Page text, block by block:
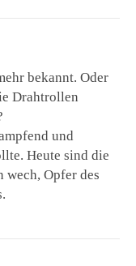
bekannt. Oder
Drahtrollen
und
Heute sind die
wech, Opfer des